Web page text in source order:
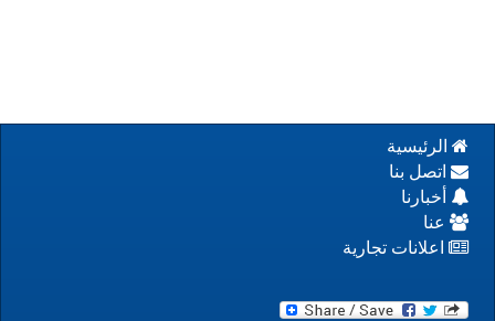
الرئيسية
اتصل بنا
أخبارنا
عنا
اعلانات تجارية